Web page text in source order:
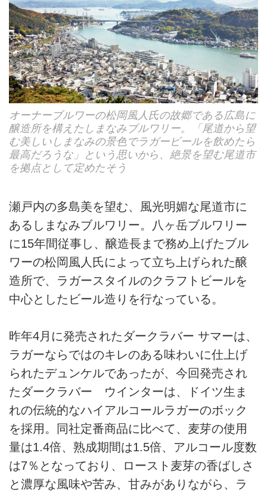
オーナーブルワーの松岡風人氏の故郷である広島に
醸造所を構えたしまなみブルワリー。「尾道から望
む美しいしまなみの景色でラガービールを飲めたら
最高だろうな」という思いから、絶景を望む尾道市
を拠点として定めたそう
瀬戸内の多島美を望む、風光明媚な尾道市に
あるしまなみブルワリー。八ヶ岳ブルワリー
に15年間従事し、醸造長まで務め上げたブル
ワーの松岡風人氏によって立ち上げられた醸
造所で、ラガースタイルのクラフトビールを
中心としたビール造りを行なっている。
昨年4月に発売されたダークラバー サマーは、
ラガーならではのキレのある味わいに仕上げ
られたデュンケルであったが、今回発売され
たダークラバー ウインターは、ドイツ生ま
れの伝統的なハイアルコールラガーのボック
を採用。同社定番商品に比べて、麦芽の使用
量は1.4倍、熟成期間は1.5倍、アルコール度数
は7％となっており、ロースト麦芽の香ばしさ
と濃厚な風味や苦み、甘みがありながら、ラ